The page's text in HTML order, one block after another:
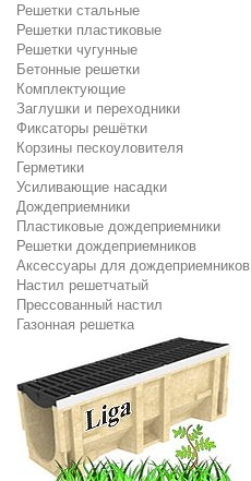
Решетки стальные
Решетки пластиковые
Решетки чугунные
Бетонные решетки
Комплектующие
Заглушки и переходники
Фиксаторы решётки
Корзины пескоуловителя
Герметики
Усиливающие насадки
Дождеприемники
Пластиковые дождеприемники
Решетки дождеприемников
Аксессуары для дождеприемников
Настил решетчатый
Прессованный настил
Газонная решетка